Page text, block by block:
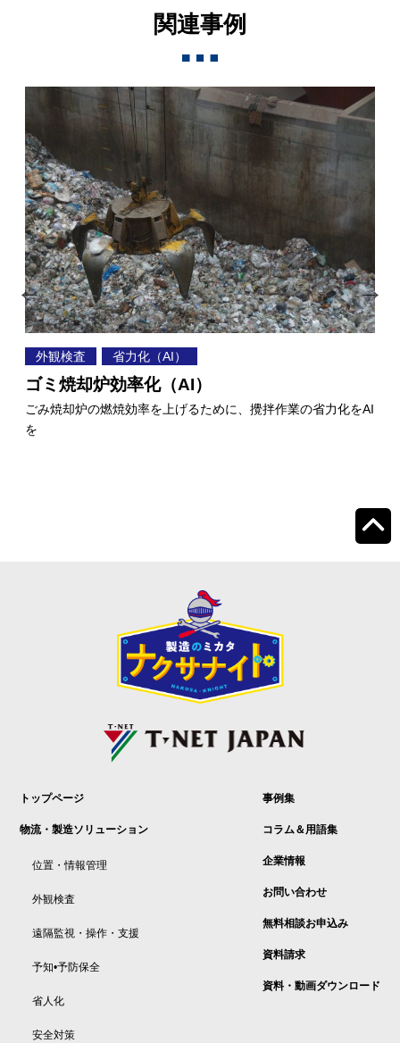
関連事例
外観検査 省力化（AI）
ゴミ焼却炉効率化（AI）
ごみ焼却炉の燃焼効率を上げるために、攪拌作業の省力化をAI
を
トップページ
物流・製造ソリューション
位置・情報管理
外観検査
遠隔監視・操作・支援
予知•予防保全
省人化
安全対策
事例集
コラム＆用語集
企業情報
お問い合わせ
無料相談お申込み
資料請求
資料・動画ダウンロード